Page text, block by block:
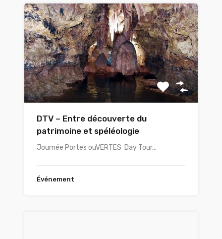
DTV – Entre découverte du
patrimoine et spéléologie
Journée Portes ouVERTES Day Tour…
Événement